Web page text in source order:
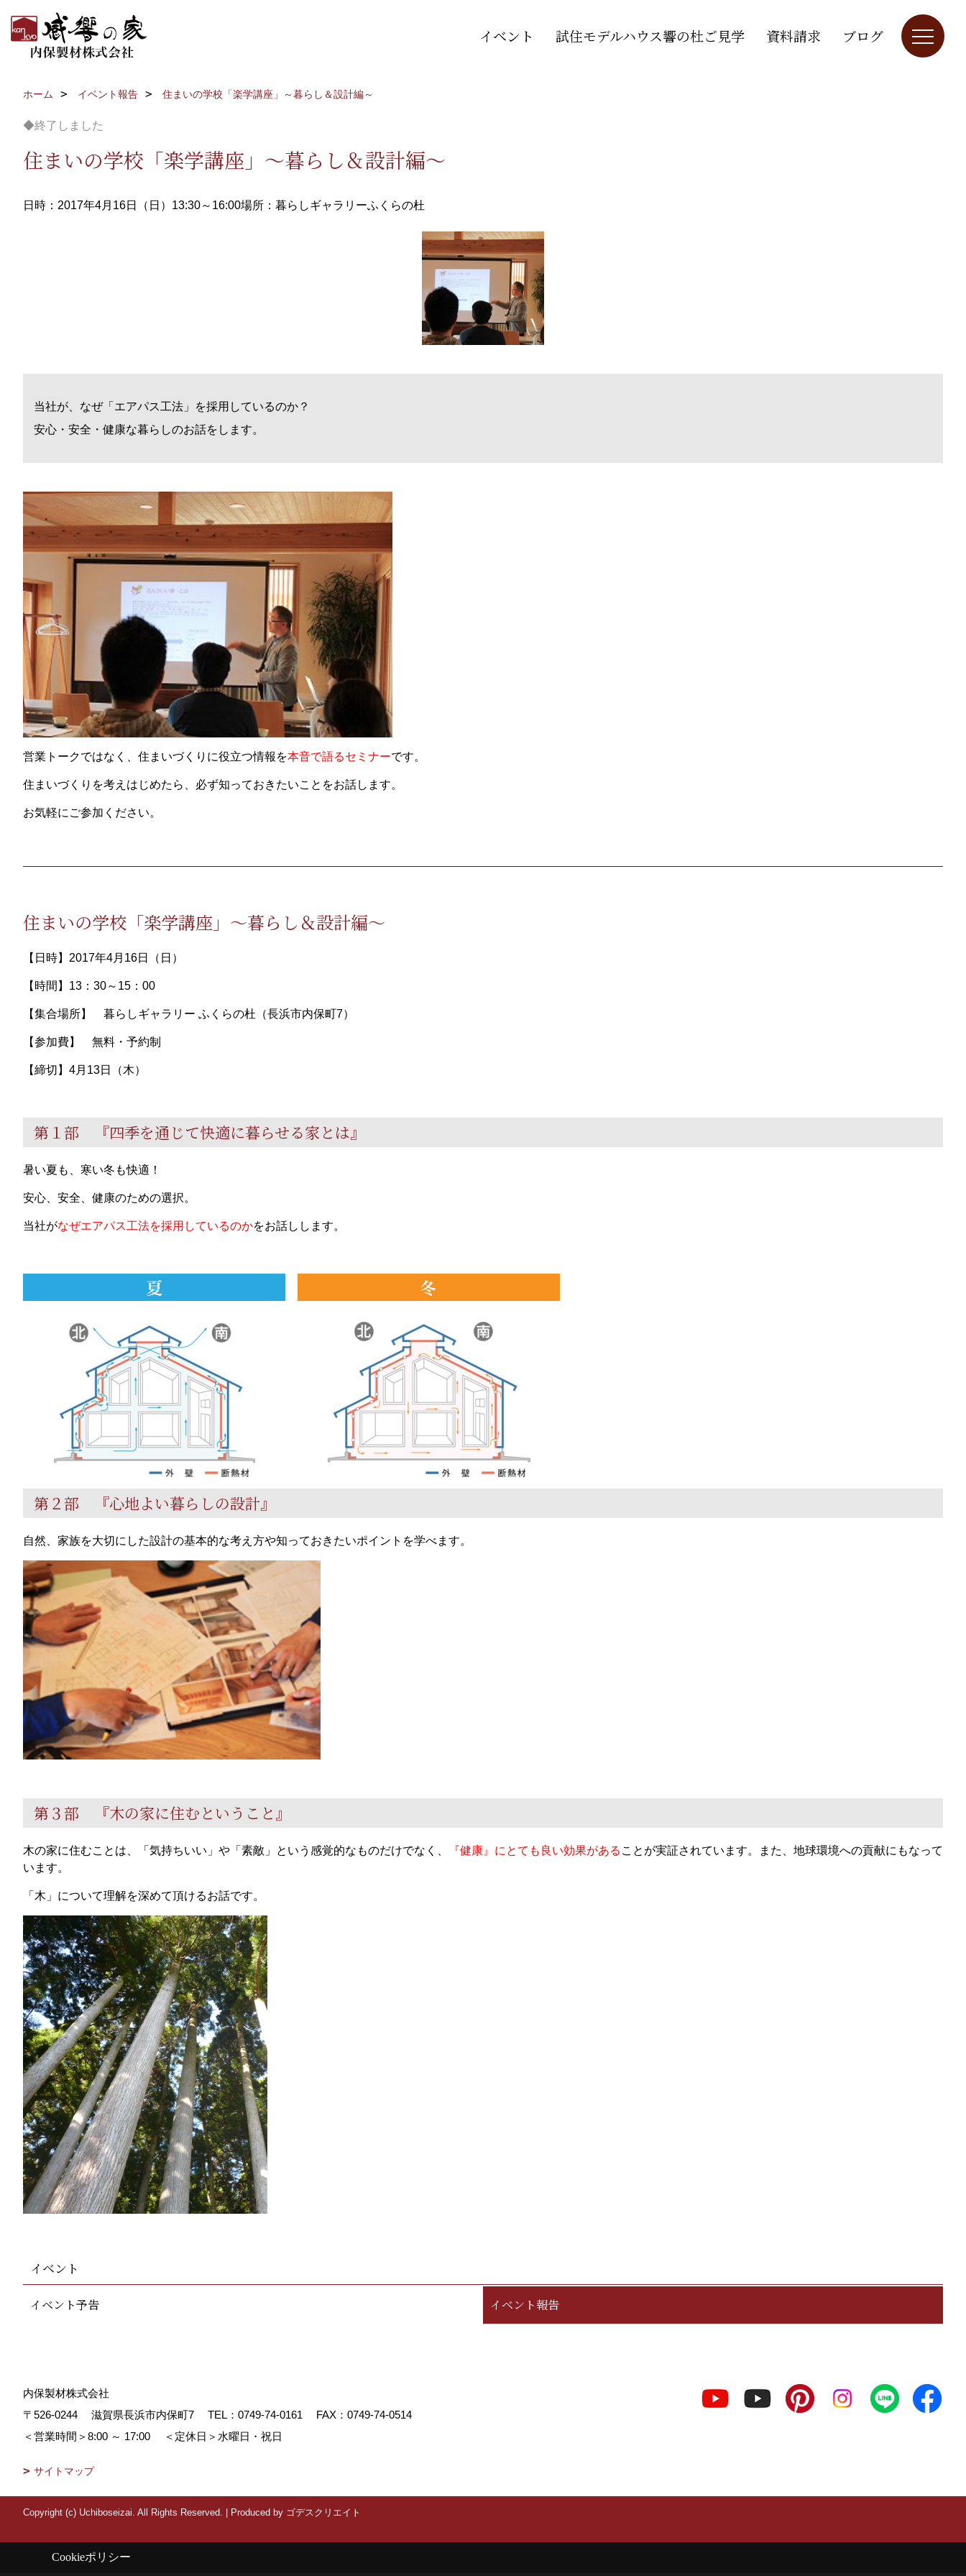
イベント 試住モデルハウス響の杜ご見学 資料請求 ブログ
ホーム イベント報告 住まいの学校「楽学講座」～暮らし＆設計編～
◆終了しました
住まいの学校「楽学講座」～暮らし＆設計編～
日時：2017年4月16日（日）13:30～16:00場所：暮らしギャラリーふくらの杜
当社が、なぜ「エアパス工法」を採用しているのか？
安心・安全・健康な暮らしのお話をします。
営業トークではなく、住まいづくりに役立つ情報を本音で語るセミナーです。
住まいづくりを考えはじめたら、必ず知っておきたいことをお話します。
お気軽にご参加ください。
住まいの学校「楽学講座」～暮らし＆設計編～
【日時】2017年4月16日（日）
【時間】13：30～15：00
【集合場所】 暮らしギャラリー ふくらの杜（長浜市内保町7）
【参加費】 無料・予約制
【締切】4月13日（木）
第１部 『四季を通じて快適に暮らせる家とは』
暑い夏も、寒い冬も快適！
安心、安全、健康のための選択。
当社がなぜエアパス工法を採用しているのかをお話しします。
第２部 『心地よい暮らしの設計』
自然、家族を大切にした設計の基本的な考え方や知っておきたいポイントを学べます。
第３部 『木の家に住むということ』
木の家に住むことは、「気持ちいい」や「素敵」という感覚的なものだけでなく、 『健康』にとても良い効果がある ことが実証されています。また、地球環境への貢献にもなって
います。
「木」について理解を深めて頂けるお話です。
イベント
イベント予告 イベント報告
内保製材株式会社
〒526-0244
滋賀県長浜市内保町7 TEL： 0749-74-0161
FAX：0749-74-0514
＜営業時間＞8:00 ～ 17:00
＜定休日＞水曜日・祝日
サイトマップ
Copyright (c) Uchiboseizai. All Rights Reserved. Produced by ゴデスクリエイト
Cookieポリシー